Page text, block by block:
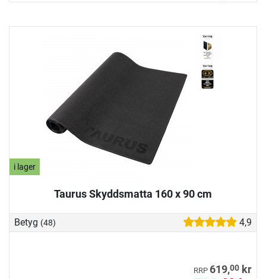
i lager
Taurus Skyddsmatta 160 x 90 cm
Betyg (48) 4,9
RRP 619,00 kr